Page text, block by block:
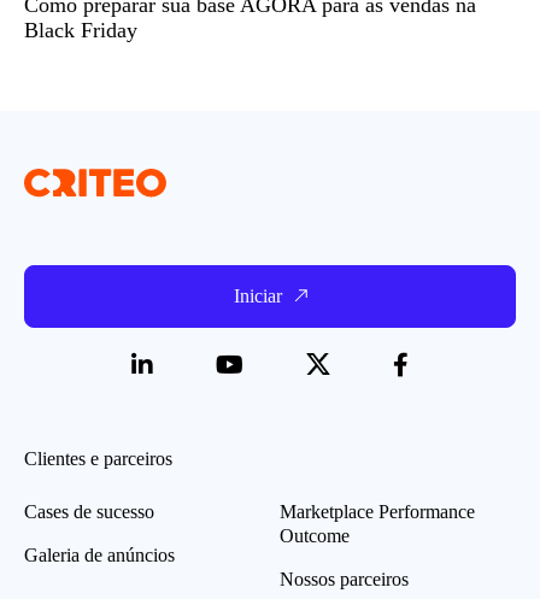
Como preparar sua base AGORA para as vendas na
Black Friday
Iniciar
Clientes e parceiros
Cases de sucesso
Galeria de anúncios
Marketplace Performance
Outcome
Nossos parceiros